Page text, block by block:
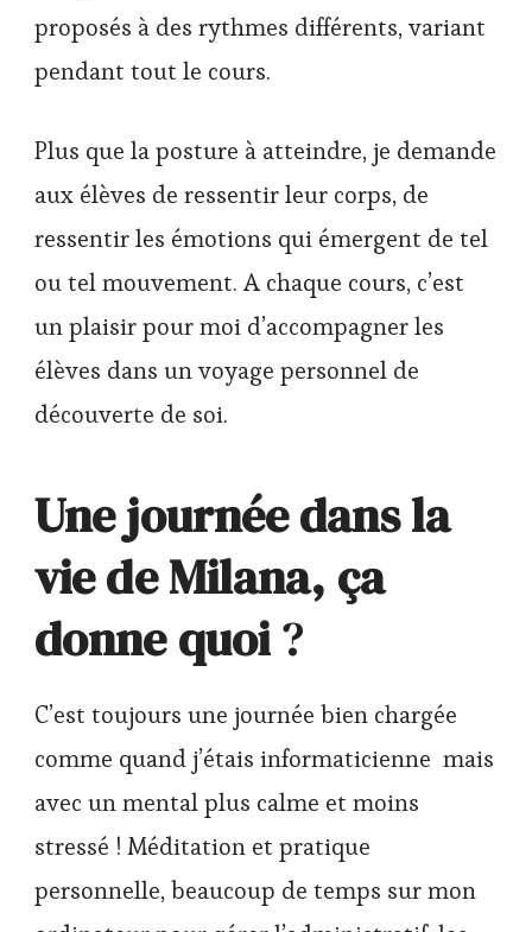
proposés à des rythmes différents, variant
pendant tout le cours.
Plus que la posture à atteindre, je demande
aux élèves de ressentir leur corps, de
ressentir les émotions qui émergent de tel
ou tel mouvement. A chaque cours, c’est
un plaisir pour moi d’accompagner les
élèves dans un voyage personnel de
découverte de soi.
Une journée dans la
vie de Milana, ça
donne quoi?
C’est toujours une journée bien chargée
comme quand j’étais informaticienne mais
avec un mental plus calme et moins
stressé ! Méditation et pratique
personnelle, beaucoup de temps sur mon